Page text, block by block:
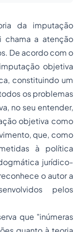
da imputação
chama a atenção
De acordo com o
objetiva
constituindo um
os problemas
no seu entender,
objetiva como
, que, como
à política
jurídico-
o autor a
pelos
que "inúmeras